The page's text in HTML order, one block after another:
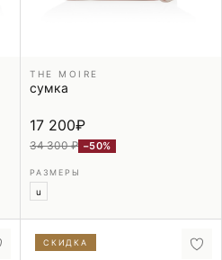
THE MOIRE
сумка
17 200₽
34 300 ₽ −50%
РАЗМЕРЫ
u
СКИДКА